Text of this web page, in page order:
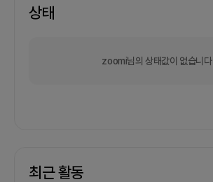
상태
zoomi님의 상태값이 없습니다
최근 활동